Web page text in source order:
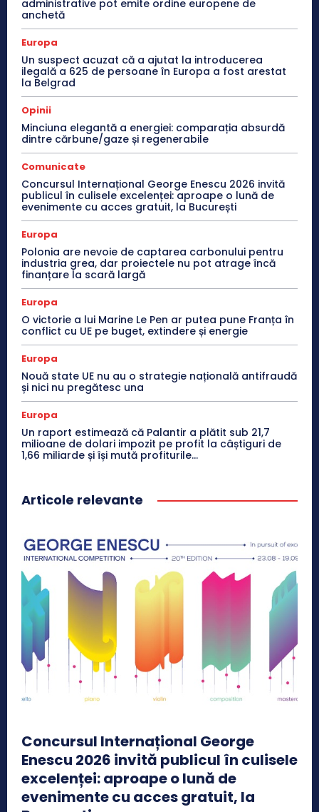
administrative pot emite ordine europene de
anchetă
Europa
Un suspect acuzat că a ajutat la introducerea
ilegală a 625 de persoane în Europa a fost arestat
la Belgrad
Opinii
Minciuna elegantă a energiei: comparația absurdă
dintre cărbune/gaze și regenerabile
Comunicate
Concursul Internațional George Enescu 2026 invită
publicul în culisele excelenței: aproape o lună de
evenimente cu acces gratuit, la București
Europa
Polonia are nevoie de captarea carbonului pentru
industria grea, dar proiectele nu pot atrage încă
finanțare la scară largă
Europa
O victorie a lui Marine Le Pen ar putea pune Franța în
conflict cu UE pe buget, extindere și energie
Europa
Nouă state UE nu au o strategie națională antifraudă
și nici nu pregătesc una
Europa
Un raport estimează că Palantir a plătit sub 21,7
milioane de dolari impozit pe profit la câștiguri de
1,66 miliarde și își mută profiturile...
Articole relevante
Concursul Internațional George
Enescu 2026 invită publicul în culisele
excelenței: aproape o lună de
evenimente cu acces gratuit, la